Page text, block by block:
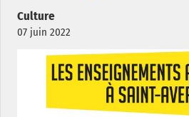
Culture
07 juin 2022